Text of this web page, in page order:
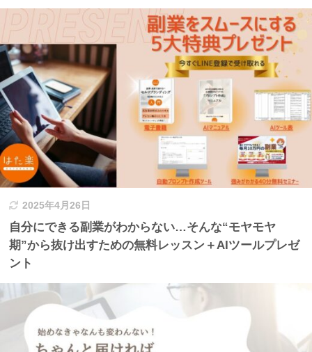
2025年4月26日
自分にできる副業がわからない…そんな“モヤモヤ
期”から抜け出すための無料レッスン＋AIツールプレゼ
ント